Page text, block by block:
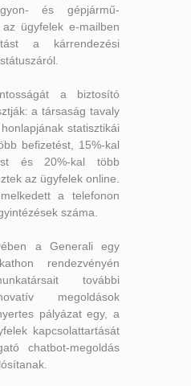
és gépjármű-
ügyfelek e-mailben
a kárrendezési
a biztosító
a társaság tavaly
statisztikái
befizetést, 15%-kal
és 20%-kal több
az ügyfelek online.
a telefonon
száma.
a Generali egy
rendezvényén
további
megoldások
pályázat egy, a
kapcsolattartását
chatbot-megoldás